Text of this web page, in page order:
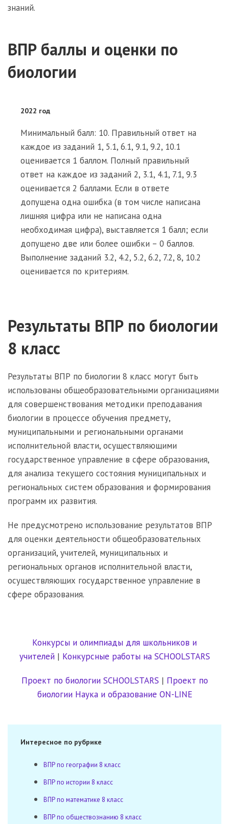
знаний.
ВПР баллы и оценки по
биологии
2022 год
Минимальный балл: 10. Правильный ответ на
каждое из заданий 1, 5.1, 6.1, 9.1, 9.2, 10.1
оценивается 1 баллом. Полный правильный
ответ на каждое из заданий 2, 3.1, 4.1, 7.1, 9.3
оценивается 2 баллами. Если в ответе
допущена одна ошибка (в том числе написана
лишняя цифра или не написана одна
необходимая цифра), выставляется 1 балл; если
допущено две или более ошибки – 0 баллов.
Выполнение заданий 3.2, 4.2, 5.2, 6.2, 7.2, 8, 10.2
оценивается по критериям.
Результаты ВПР по биологии
8 класс
Результаты ВПР по биологии 8 класс могут быть
использованы общеобразовательными организациями
для совершенствования методики преподавания
биологии в процессе обучения предмету,
муниципальными и региональными органами
исполнительной власти, осуществляющими
государственное управление в сфере образования,
для анализа текущего состояния муниципальных и
региональных систем образования и формирования
программ их развития.
Не предусмотрено использование результатов ВПР
для оценки деятельности общеобразовательных
организаций, учителей, муниципальных и
региональных органов исполнительной власти,
осуществляющих государственное управление в
сфере образования.
Конкурсы и олимпиады для школьников и
учителей| Конкурсные работы на SCHOOLSTARS
Проект по биологии SCHOOLSTARS | Проект по
биологии Наука и образование ON-LINE
Интересное по рубрике
ВПР по географии 8 класс
ВПР по истории 8 класс
ВПР по математике 8 класс
ВПР по обществознанию 8 класс